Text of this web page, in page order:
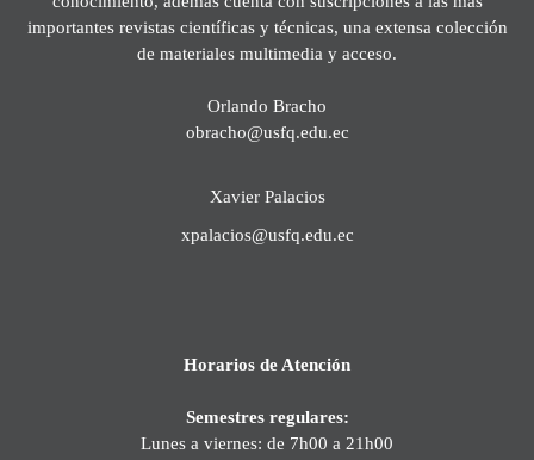
importantes revistas científicas y técnicas, una extensa colección
de materiales multimedia y acceso.
Orlando Bracho
obracho@usfq.edu.ec
Xavier Palacios
xpalacios@usfq.edu.ec
Horarios de Atención
Semestres regulares:
Lunes a viernes: de 7h00 a 21h00